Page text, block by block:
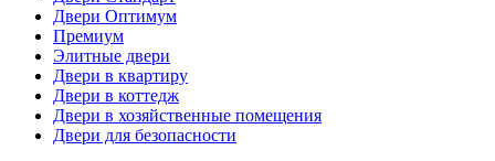
Двери Оптимум
Премиум
Элитные двери
Двери в квартиру
Двери в коттедж
Двери в хозяйственные помещения
Двери для безопасности